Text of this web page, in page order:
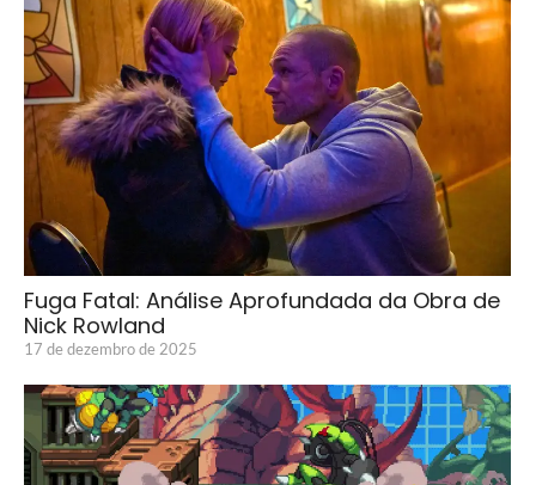
Fuga Fatal: Análise Aprofundada da Obra de
Nick Rowland
17 de dezembro de 2025